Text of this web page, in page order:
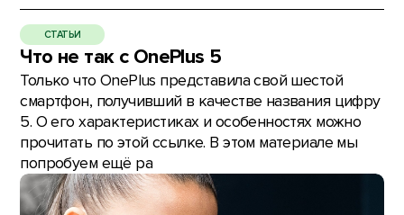
СТАТЬИ
Что не так с OnePlus 5
Только что OnePlus представила свой шестой
смартфон, получивший в качестве названия цифру
5. О его характеристиках и особенностях можно
прочитать по этой ссылке. В этом материале мы
попробуем ещё ра